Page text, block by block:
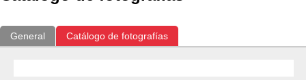
General Catálogo de fotografías